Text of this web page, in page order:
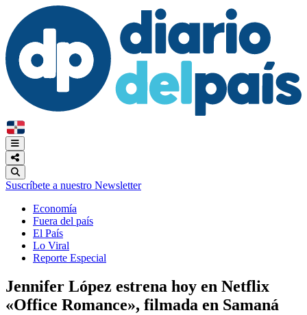
Suscríbete a nuestro Newsletter
Economía
Fuera del país
El País
Lo Viral
Reporte Especial
Jennifer López estrena hoy en Netflix
«Office Romance», filmada en Samaná